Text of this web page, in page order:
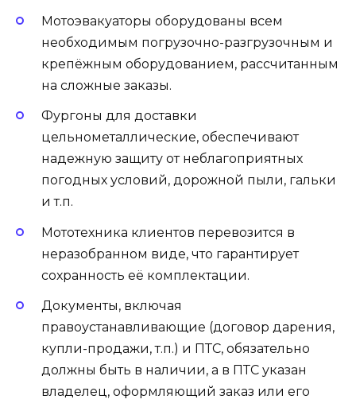
Мотоэвакуаторы оборудованы всем
необходимым погрузочно-разгрузочным и
крепёжным оборудованием, рассчитанным
на сложные заказы.
Фургоны для доставки
цельнометаллические, обеспечивают
надежную защиту от неблагоприятных
погодных условий, дорожной пыли, гальки
и т.п.
Мототехника клиентов перевозится в
неразобранном виде, что гарантирует
сохранность её комплектации.
Документы, включая
правоустанавливающие (договор дарения,
купли-продажи, т.п.) и ПТС, обязательно
должны быть в наличии, а в ПТС указан
владелец, оформляющий заказ или его